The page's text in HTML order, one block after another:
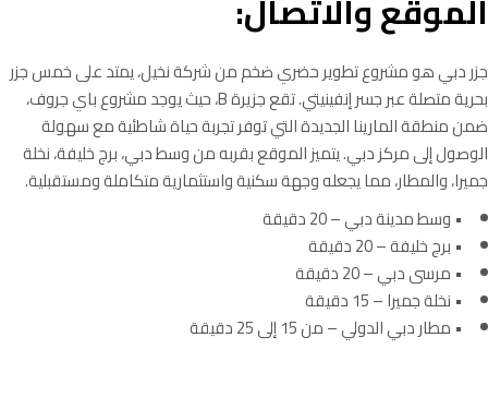
الموقع والاتصال:
جزر دبي هو مشروع تطوير حضري ضخم من شركة نخيل، يمتد على خمس جزر
بحرية متصلة عبر جسر إنفينيتي. تقع جزيرة B، حيث يوجد مشروع باي جروف،
ضمن منطقة المارينا الجديدة التي توفر تجربة حياة شاطئية مع سهولة
الوصول إلى مركز دبي. يتميز الموقع بقربه من وسط دبي، برج خليفة، نخلة
جميرا، والمطار، مما يجعله وجهة سكنية واستثمارية متكاملة ومستقبلية.
• وسط مدينة دبي – 20 دقيقة
• برج خليفة – 20 دقيقة
• مرسى دبي – 20 دقيقة
• نخلة جميرا – 15 دقيقة
• مطار دبي الدولي – من 15 إلى 25 دقيقة